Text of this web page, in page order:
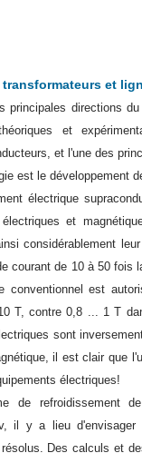
et
principales directions
et
et l'une des
est le développement
électrique
et
considérablement
courant de 10 à 50 fois
conventionnel est
T, contre 0,8 ... 1 T
sont
il est clair que
électriques!
de refroidissement
il y a lieu
Des calculs et